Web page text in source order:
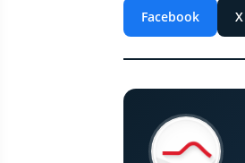
Facebook X